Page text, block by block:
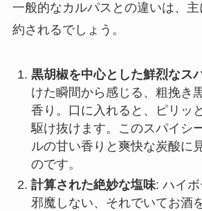
一般的なカルパスとの違いは、
約されるでしょう。
黒胡椒を中心とした鮮烈なス
けた瞬間から感じる、粗挽き
香り。口に入れると、ピリッ
駆け抜けます。このスパイシ
ルの甘い香りと爽快な炭酸に
のです。
計算された絶妙な塩味: ハイ
邪魔しない、それでいてお酒